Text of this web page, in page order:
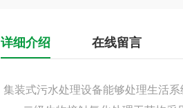
详细介绍 在线留言
集装式污水处理设备能够处理生活系